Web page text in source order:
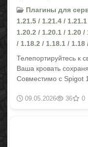
Плагины для
1.21.5 / 1.21.4 /
1.20.2 / 1.20.1 / 1.20
/ 1.18.2 / 1.18.1 / 1.18
Телепортируйтесь к
Ваша кровать
Совместимо с Spigot
09.05.2026 36 0